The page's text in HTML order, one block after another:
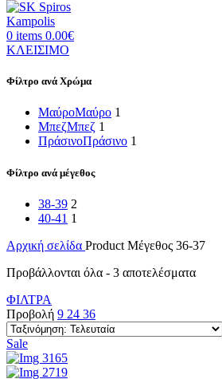
0 items 0.00€
ΚΛΕΙΣΙΜΟ
Φίλτρο ανά Χρώμα
ΜαύροΜαύρο 1
ΜπεζΜπεζ 1
ΠράσινοΠράσινο 1
Φίλτρο ανά μέγεθος
38-39 2
40-41 1
Αρχική σελίδα Product Μέγεθος 36-37
Προβάλλονται όλα - 3 αποτελέσματαSorted
ΦΙΛΤΡΑ
Προβολή 9 24 36
Sale